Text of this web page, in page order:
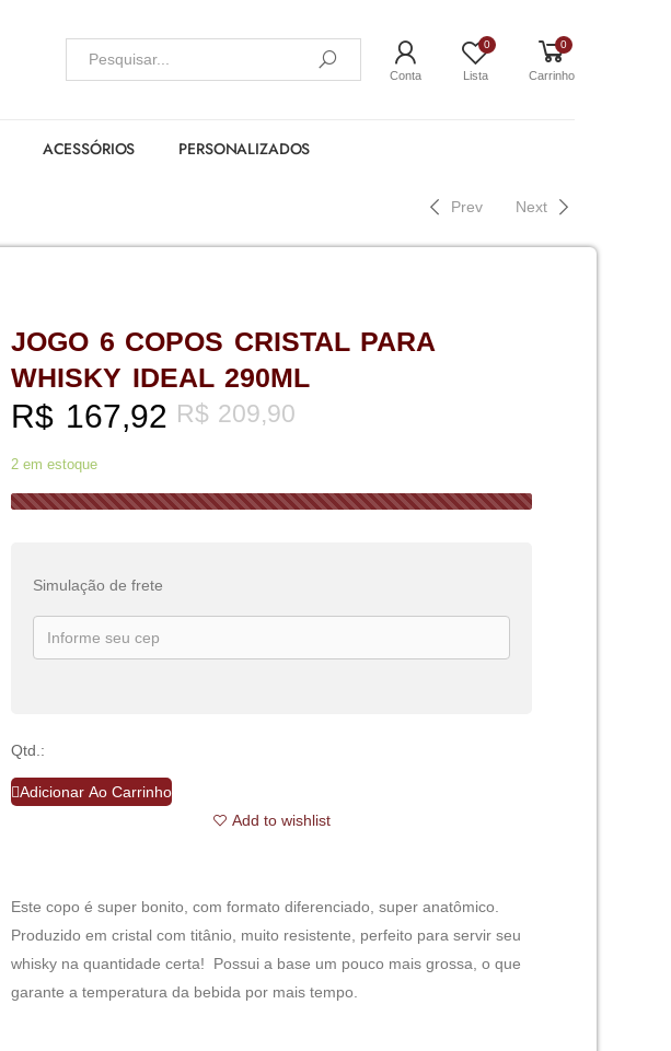
Conta
0
Lista
0
Carrinho
ACESSÓRIOS PERSONALIZADOS
Prev Next
JOGO 6 COPOS CRISTAL PARA
WHISKY IDEAL 290ML
R$ 209,90
R$ 167,92
2 em estoque
Simulação de frete
Qtd.:
Adicionar Ao Carrinho
Add to wishlist
Este copo é super bonito, com formato diferenciado, super anatômico.
Produzido em cristal com titânio, muito resistente, perfeito para servir seu
whisky na quantidade certa! Possui a base um pouco mais grossa, o que
garante a temperatura da bebida por mais tempo.